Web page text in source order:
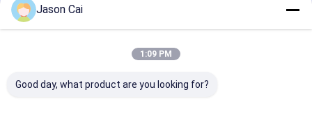
Jason Cai
1:09 PM
Good day, what product are you looking for?